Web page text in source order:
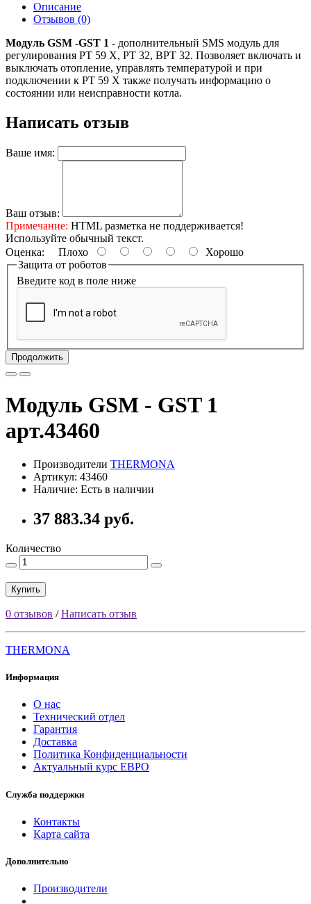
Описание
Отзывов (0)
Модуль GSM -GST 1 - дополнительный SMS модуль для
регулирования PT 59 X, РТ 32, ВРТ 32. Позволяет включать и
выключать отопление, управлять температурой и при
подключении к РТ 59 Х также получать информацию о
состоянии или неисправности котла.
Написать отзыв
Ваше имя:
Ваш отзыв:
Примечание: HTML разметка не поддерживается!
Используйте обычный текст.
Оценка: Плохо
Хорошо
Защита от роботов
Введите код в поле ниже
Продолжить
Модуль GSM - GST 1
арт.43460
Производители THERMONA
Артикул: 43460
Наличие: Есть в наличии
37 883.34 руб.
Количество
Купить
0 отзывов /Написать отзыв
THERMONA
Информация
О нас
Технический отдел
Гарантия
Доставка
Политика Конфиденциальности
Актуальный курс ЕВРО
Служба поддержки
Контакты
Карта сайта
Дополнительно
Производители